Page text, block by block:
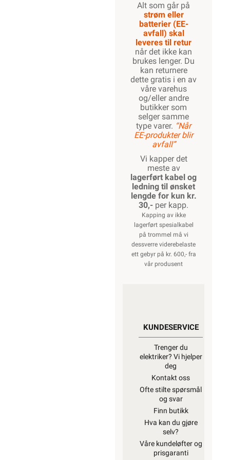
Alt som går på
strøm eller
batterier (EE-
avfall) skal
leveres til retur
når det ikke kan
brukes lenger. Du
kan returnere
dette gratis i en av
våre varehus
og/eller andre
butikker som
selger samme
type varer. “Når
EE-produkter blir
avfall”
Vi kapper det
meste av
lagerført kabel og
ledning til ønsket
lengde for kun kr.
30,- per kapp.
Kapping av ikke
lagerført spesialkabel
på trommel må vi
dessverre viderebelaste
ett gebyr på kr. 600,- fra
vår produsent
KUNDESERVICE
Trenger du
elektriker? Vi hjelper
deg
Kontakt oss
Ofte stilte spørsmål
og svar
Finn butikk
Hva kan du gjøre
selv?
Våre kundeløfter og
prisgaranti